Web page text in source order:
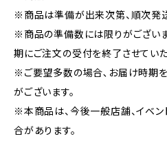
※商品は準備が出来次第、順次発
※商品の準備数には限りがござい
期にご注文の受付を終了させていた
※ご要望多数の場合､お届け時期
がございます。
※本商品は、今後一般店舗、イベ
合があります。